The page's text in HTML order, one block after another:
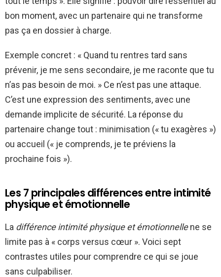
bon moment, avec un partenaire qui ne transforme
pas ça en dossier à charge.
Exemple concret : « Quand tu rentres tard sans
prévenir, je me sens secondaire, je me raconte que tu
n’as pas besoin de moi. » Ce n’est pas une attaque.
C’est une expression des sentiments, avec une
demande implicite de sécurité. La réponse du
partenaire change tout : minimisation (« tu exagères »)
ou accueil (« je comprends, je te préviens la
prochaine fois »).
Les 7 principales différences entre intimité
physique et émotionnelle
La différence intimité physique et émotionnellene se
limite pas à « corps versus cœur ». Voici sept
contrastes utiles pour comprendre ce qui se joue
sans culpabiliser.